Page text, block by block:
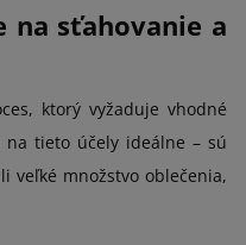
na sťahovanie a
ktorý vyžaduje vhodné
na tieto účely ideálne – sú
veľké množstvo oblečenia,